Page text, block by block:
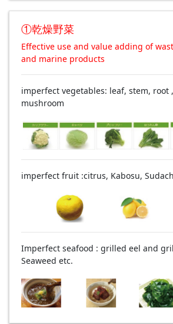
①乾燥野菜
Effective use and value adding of
and marine products
imperfect vegetables: leaf, stem, root
mushroom
imperfect fruit :citrus, Kabosu,
Imperfect seafood : grilled eel and
Seaweed etc.